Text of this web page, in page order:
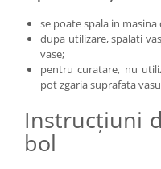
se poate spala in masina
dupa utilizare, spalati
vase;
pentru curatare, nu
pot zgaria suprafata
Instrucțiuni
bol